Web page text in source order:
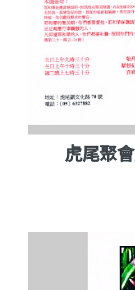
虎尾聚